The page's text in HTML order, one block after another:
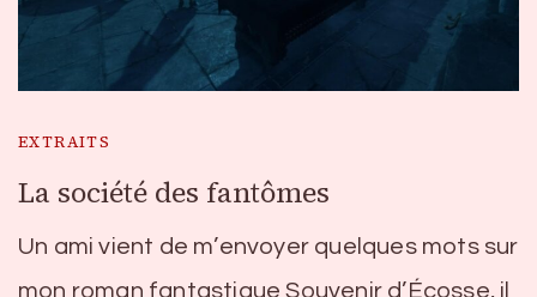
EXTRAITS
La société des fantômes
Un ami vient de m’envoyer quelques mots sur
mon roman fantastique Souvenir d’Écosse, il